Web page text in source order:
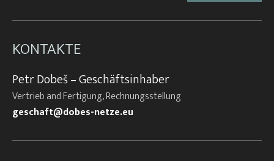
KONTAKTE
Petr Dobeš – Geschäftsinhaber
Vertrieb and Fertigung, Rechnungsstellung
geschaft@dobes-netze.eu